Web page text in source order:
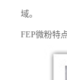
域。
FEP微粉特